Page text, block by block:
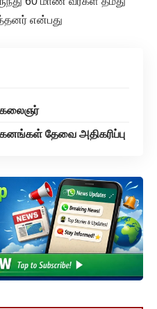
என்பது
கலைஞர்
தேவை அதிகரிப்பு